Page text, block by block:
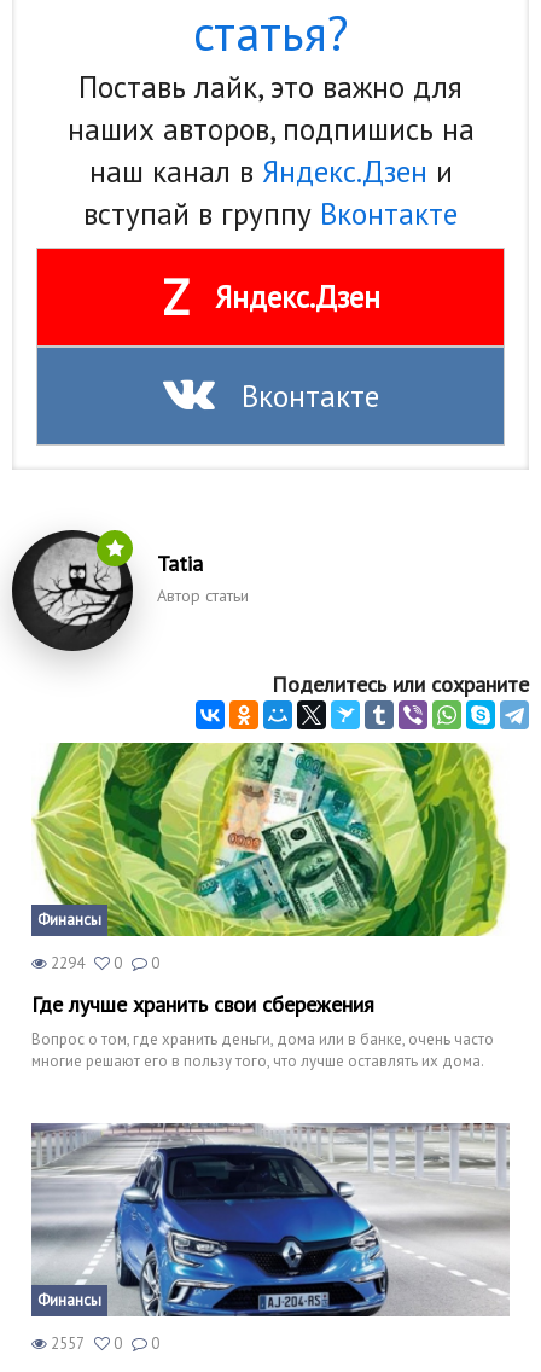
статья?
Поставь лайк, это важно для
наших авторов, подпишись на
наш канал в Яндекс.Дзен и
вступай в группу Вконтакте
Z Яндекс.Дзен
Вконтакте
Tatia
Автор статьи
Поделитесь или сохраните
Финансы
2294 0 0
Где лучше хранить свои сбережения
Вопрос о том, где хранить деньги, дома или в банке, очень часто
многие решают его в пользу того, что лучше оставлять их дома.
Финансы
2557 0 0